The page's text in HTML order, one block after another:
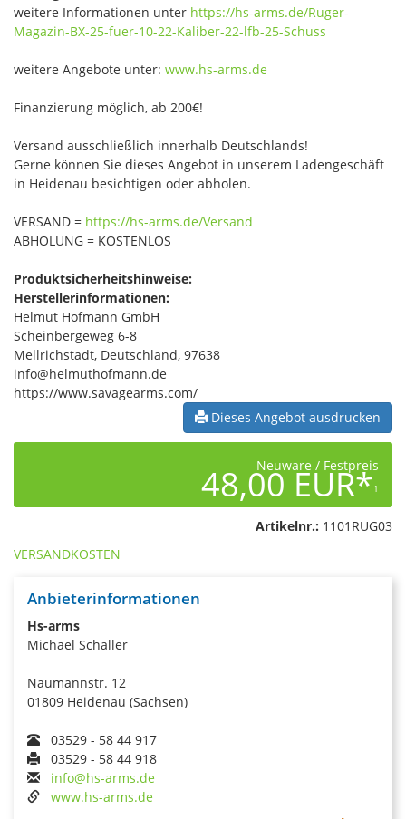
weitere Informationen unter https://hs-arms.de/Ruger-
Magazin-BX-25-fuer-10-22-Kaliber-22-lfb-25-Schuss
weitere Angebote unter: www.hs-arms.de
Finanzierung möglich, ab 200€!
Versand ausschließlich innerhalb Deutschlands!
Gerne können Sie dieses Angebot in unserem Ladengeschäft
in Heidenau besichtigen oder abholen.
VERSAND = https://hs-arms.de/Versand
ABHOLUNG = KOSTENLOS
Produktsicherheitshinweise:
Herstellerinformationen:
Helmut Hofmann GmbH
Scheinbergeweg 6-8
Mellrichstadt, Deutschland, 97638
info@helmuthofmann.de
https://www.savagearms.com/
Dieses Angebot ausdrucken
Neuware / Festpreis
48,00 EUR*1
Artikelnr.: 1101RUG03
VERSANDKOSTEN
Anbieterinformationen
Hs-arms
Michael Schaller
Naumannstr. 12
01809 Heidenau (Sachsen)
03529 - 58 44 917
03529 - 58 44 918
info@hs-arms.de
www.hs-arms.de